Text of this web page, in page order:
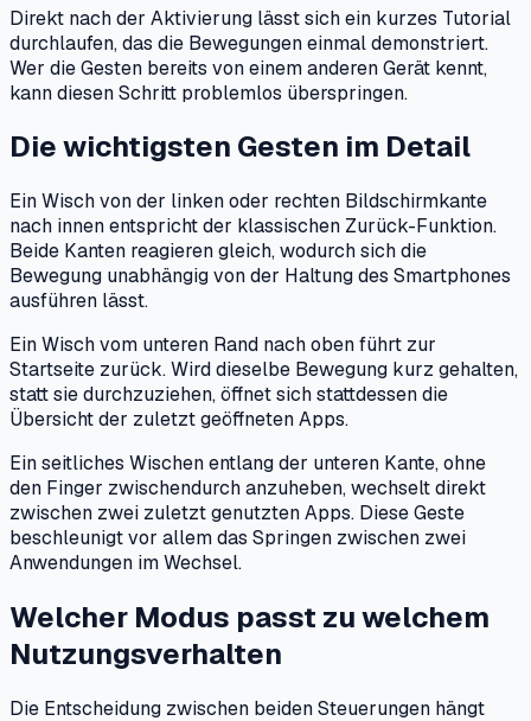
Direkt nach der Aktivierung lässt sich ein kurzes Tutorial
durchlaufen, das die Bewegungen einmal demonstriert.
Wer die Gesten bereits von einem anderen Gerät kennt,
kann diesen Schritt problemlos überspringen.
Die wichtigsten Gesten im Detail
Ein Wisch von der linken oder rechten Bildschirmkante
nach innen entspricht der klassischen Zurück-Funktion.
Beide Kanten reagieren gleich, wodurch sich die
Bewegung unabhängig von der Haltung des Smartphones
ausführen lässt.
Ein Wisch vom unteren Rand nach oben führt zur
Startseite zurück. Wird dieselbe Bewegung kurz gehalten,
statt sie durchzuziehen, öffnet sich stattdessen die
Übersicht der zuletzt geöffneten Apps.
Ein seitliches Wischen entlang der unteren Kante, ohne
den Finger zwischendurch anzuheben, wechselt direkt
zwischen zwei zuletzt genutzten Apps. Diese Geste
beschleunigt vor allem das Springen zwischen zwei
Anwendungen im Wechsel.
Welcher Modus passt zu welchem
Nutzungsverhalten
Die Entscheidung zwischen beiden Steuerungen hängt